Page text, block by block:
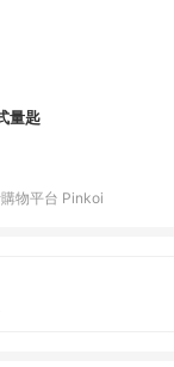
量匙
物平台 Pinkoi